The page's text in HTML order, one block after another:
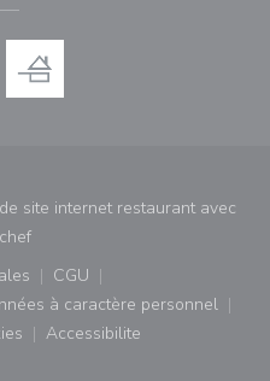
site internet restaurant avec
((ouvre une nouvelle fenêtre))
une nouvelle fenêtre))
CGU
((ouvre une nouvelle
à caractère personnel
((ouvre une nouvelle fenêtre))
une nouvelle fenêtre))
Accessibilite
((ouvre une nouvelle